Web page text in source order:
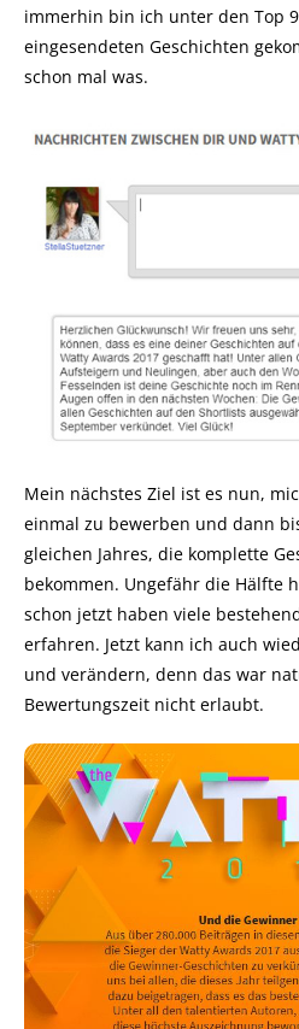
immerhin bin ich unter den Top
eingesendeten Geschichten
schon mal was.
Mein nächstes Ziel ist es nun,
einmal zu bewerben und dann
gleichen Jahres, die komplette
bekommen. Ungefähr die Hälfte
schon jetzt haben viele
erfahren. Jetzt kann ich auch
und verändern, denn das war
Bewertungszeit nicht erlaubt.